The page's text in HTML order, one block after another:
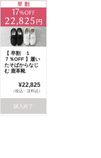
【 早割 １
７％OFF 】履い
たそばからなじ
む 鹿革靴
¥22,825
（税込・送料込）
購入終了